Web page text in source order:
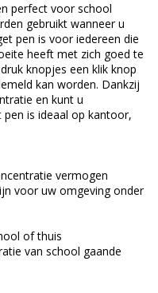
perfect voor school
gebruikt wanneer u
pen is voor iedereen die
heeft met zich goed te
knopjes een klik knop
kan worden. Dankzij
en kunt u
is ideaal op kantoor,
vermogen
voor uw omgeving onder
of thuis
van school gaande